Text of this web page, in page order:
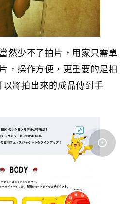
然少不了拍片，用家只需單
，操作方便，更重要的是相
將拍出來的成品傳到手